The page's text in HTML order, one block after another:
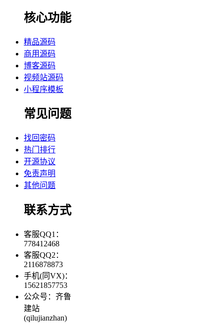
核心功能
精品源码
商用源码
博客源码
视频站源码
小程序模板
常见问题
找回密码
热门排行
开源协议
免责声明
其他问题
联系方式
客服QQ1：
778412468
客服QQ2：
2116878873
手机(同VX)：
15621857753
公众号：齐鲁
建站
(qilujianzhan)